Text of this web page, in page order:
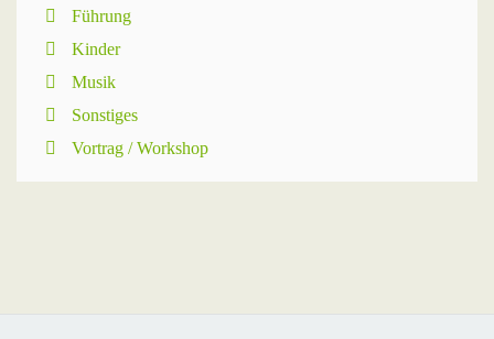
Führung
Kinder
Musik
Sonstiges
Vortrag / Workshop